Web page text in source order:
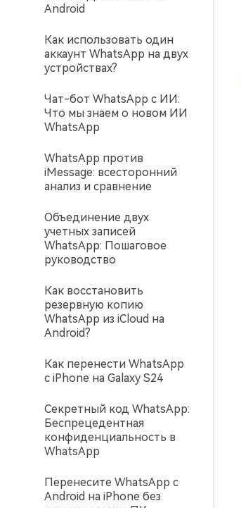
Android
Как использовать один
аккаунт WhatsApp на двух
устройствах?
Чат-бот WhatsApp с ИИ:
Что мы знаем о новом ИИ
WhatsApp
WhatsApp против
iMessage: всесторонний
анализ и сравнение
Объединение двух
учетных записей
WhatsApp: Пошаговое
руководство
Как восстановить
резервную копию
WhatsApp из iCloud на
Android?
Как перенести WhatsApp
с iPhone на Galaxy S24
Секретный код WhatsApp:
Беспрецедентная
конфиденциальность в
WhatsApp
Перенесите WhatsApp с
Android на iPhone без